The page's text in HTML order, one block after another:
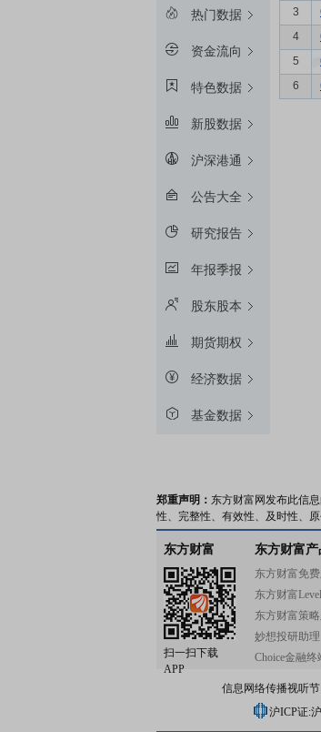
热门数据
资金流向
特色数据
新股数据
沪深港通
公告大全
研究报告
年报季报
股东股本
期货期权
经济数据
基金数据
3
4
5
6
郑重声明： 东方财富网发布此信
性、完整性、有效性、及时性、
东方财富
扫一扫下载
APP
东方财富产
东方财富免
东方财富
东方财富策
妙想投研助理
Choice金融终
信息网络传播视听节
沪ICP证: